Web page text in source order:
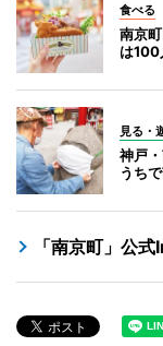
食べる
南京
は100
見る・
神戸
うち
「南京町」公